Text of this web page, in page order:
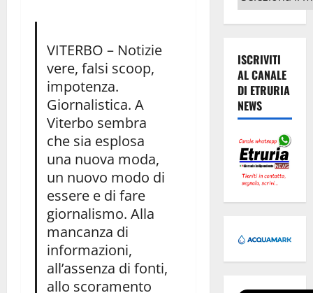
VITERBO – Notizie
vere, falsi scoop,
impotenza.
Giornalistica. A
Viterbo sembra
che sia esplosa
una nuova moda,
un nuovo modo di
essere e di fare
giornalismo. Alla
mancanza di
informazioni,
all’assenza di fonti,
allo scoramento
ISCRIVITI
AL CANALE
DI ETRURIA
NEWS